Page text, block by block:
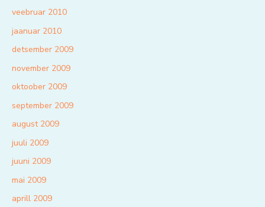
veebruar 2010
jaanuar 2010
detsember 2009
november 2009
oktoober 2009
september 2009
august 2009
juuli 2009
juuni 2009
mai 2009
aprill 2009